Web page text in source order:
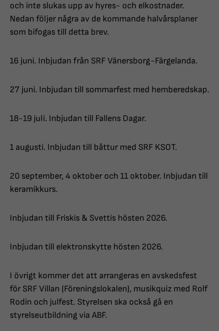
och inte slukas upp av hyres- och elkostnader.
Nedan följer några av de kommande halvårsplaner
som bifogas till detta brev.
16 juni. Inbjudan från SRF Vänersborg-Färgelanda.
27 juni. Inbjudan till sommarfest med hemberedskap.
18-19 juli. Inbjudan till Fallens Dagar.
1 augusti. Inbjudan till båttur med SRF KSOT.
20 september, 4 oktober och 11 oktober. Inbjudan till
keramikkurs.
Inbjudan till Friskis & Svettis hösten 2026.
Inbjudan till elektronskytte hösten 2026.
I övrigt kommer det att arrangeras en avskedsfest
för SRF Villan (Föreningslokalen), musikquiz med Rolf
Rodin och julfest. Styrelsen ska också gå en
styrelseutbildning via ABF.